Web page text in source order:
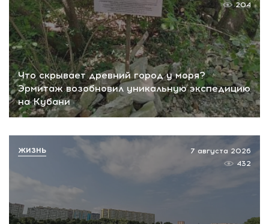
Что скрывает древний город у моря?
Эрмитаж возобновил уникальную экспедицию
на Кубани
204
7 августа 2026
432
ЖИЗНЬ